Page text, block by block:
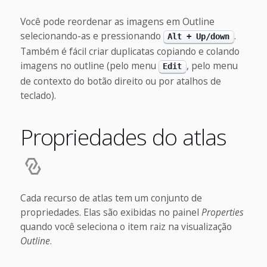
Você pode reordenar as imagens em Outline
selecionando-as e pressionando
Alt + Up/down .
Também é fácil criar duplicatas copiando e colando
imagens no outline (pelo menu
Edit , pelo menu
de contexto do botão direito ou por atalhos de
teclado).
Propriedades do atlas
Cada recurso de atlas tem um conjunto de
propriedades. Elas são exibidas no painel Properties
quando você seleciona o item raiz na visualização
Outline.